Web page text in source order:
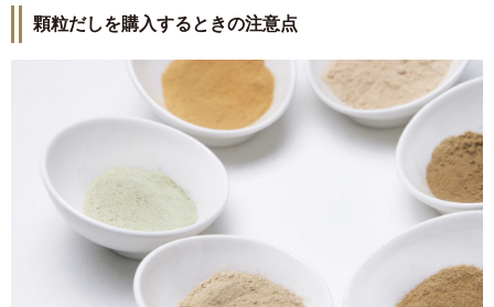
顆粒だしを購入するときの注意点